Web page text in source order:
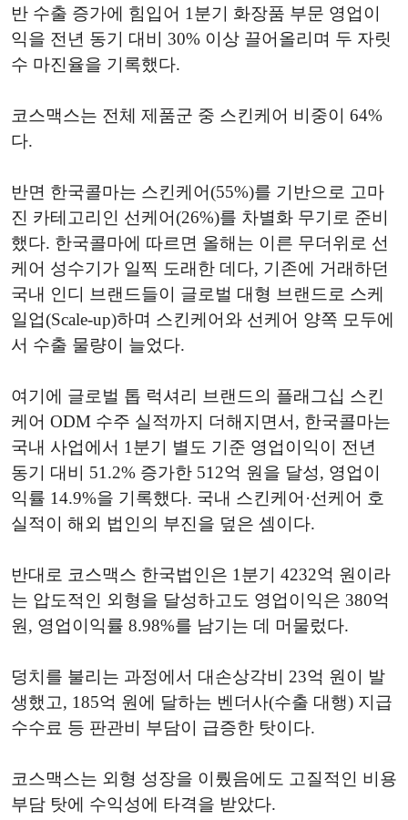
반 수출 증가에 힘입어 1분기 화장품 부문 영업이
익을 전년 동기 대비 30% 이상 끌어올리며 두 자릿
수 마진율을 기록했다.
코스맥스는 전체 제품군 중 스킨케어 비중이 64%
다.
반면 한국콜마는 스킨케어(55%)를 기반으로 고마
진 카테고리인 선케어(26%)를 차별화 무기로 준비
했다. 한국콜마에 따르면 올해는 이른 무더위로 선
케어 성수기가 일찍 도래한 데다, 기존에 거래하던
국내 인디 브랜드들이 글로벌 대형 브랜드로 스케
일업(Scale-up)하며 스킨케어와 선케어 양쪽 모두에
서 수출 물량이 늘었다.
여기에 글로벌 톱 럭셔리 브랜드의 플래그십 스킨
케어 ODM 수주 실적까지 더해지면서, 한국콜마는
국내 사업에서 1분기 별도 기준 영업이익이 전년
동기 대비 51.2% 증가한 512억 원을 달성, 영업이
익률 14.9%을 기록했다. 국내 스킨케어·선케어 호
실적이 해외 법인의 부진을 덮은 셈이다.
반대로 코스맥스 한국법인은 1분기 4232억 원이라
는 압도적인 외형을 달성하고도 영업이익은 380억
원, 영업이익률 8.98%를 남기는 데 머물렀다.
덩치를 불리는 과정에서 대손상각비 23억 원이 발
생했고, 185억 원에 달하는 벤더사(수출 대행) 지급
수수료 등 판관비 부담이 급증한 탓이다.
코스맥스는 외형 성장을 이뤘음에도 고질적인 비용
부담 탓에 수익성에 타격을 받았다.